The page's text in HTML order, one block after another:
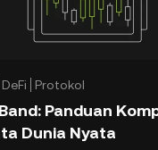
DeFi Protokol
Panduan
Dunia Nyata